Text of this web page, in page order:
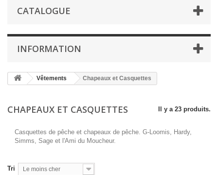
CATALOGUE
INFORMATION
Vêtements Chapeaux et Casquettes
CHAPEAUX ET CASQUETTES Il y a 23 produits.
Casquettes de pêche et chapeaux de pêche. G-Loomis, Hardy,
Simms, Sage et l'Ami du Moucheur.
Tri Le moins cher